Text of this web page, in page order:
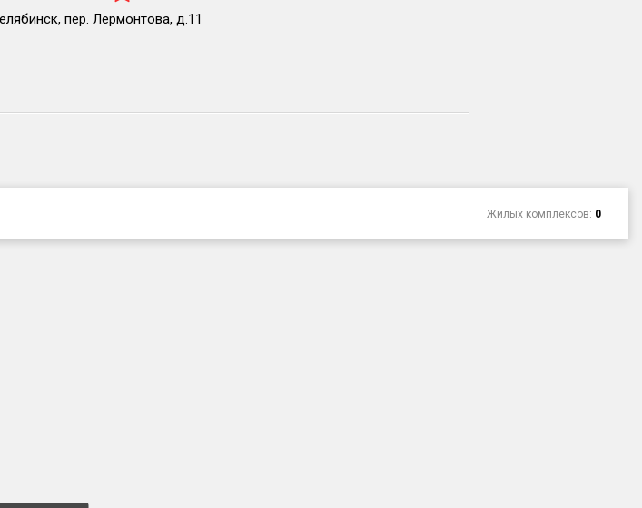
пер. Лермонтова, д.11
Жилых комплексов: 0